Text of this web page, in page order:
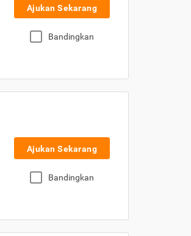
Ajukan Sekarang
Bandingkan
Ajukan Sekarang
Bandingkan